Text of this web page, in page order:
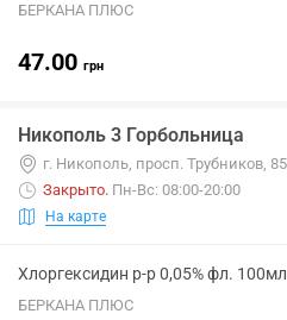
БЕРКАНА ПЛЮС
47.00 грн
Никополь 3 Горбольница
г. Никополь, просп. Трубников,
Закрыто. Пн-Вс: 08:00-20:00
На карте
Хлоргексидин р-р 0,05% фл.
БЕРКАНА ПЛЮС